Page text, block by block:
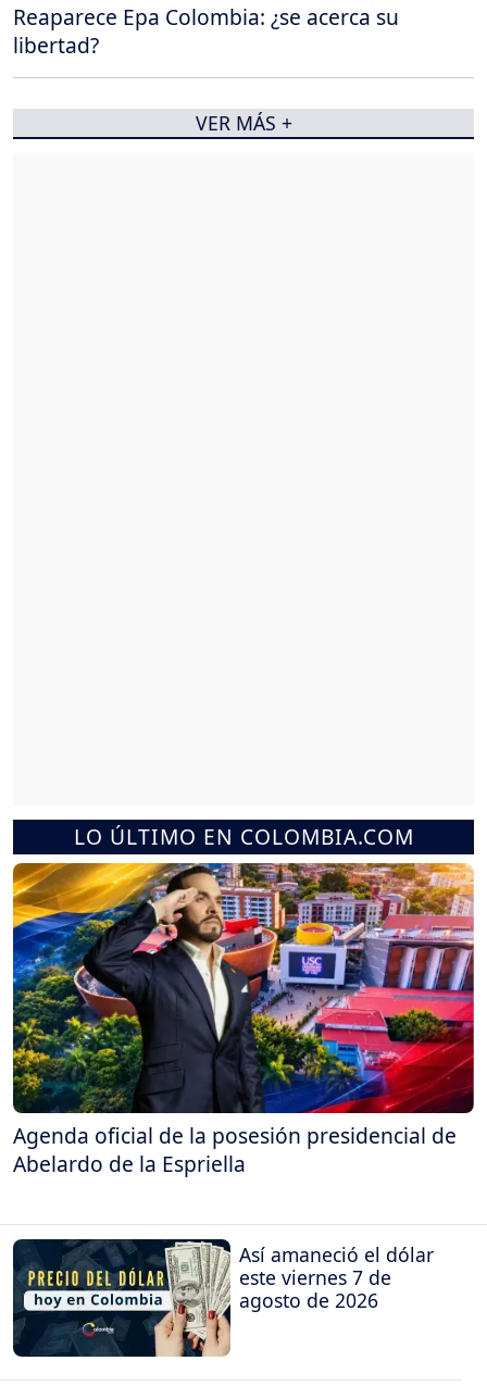
LO ÚLTIMO EN COLOMBIA.COM
Agenda oficial de la posesión presidencial de
Abelardo de la Espriella
Así amaneció el dólar
este viernes 7 de
agosto de 2026
Reaparece Epa Colombia: ¿se acerca su
libertad?
VER MÁS +